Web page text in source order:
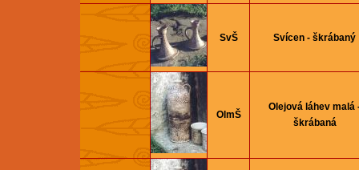
SvŠ Svícen - škrábaný
OlmŠ
Olejová láhev malá
škrábaná